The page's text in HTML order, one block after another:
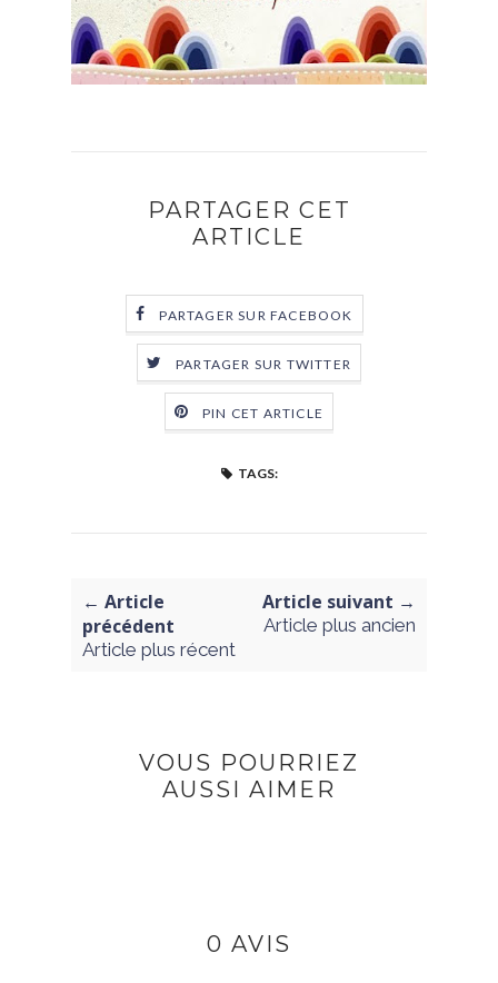
PARTAGER CET
ARTICLE
PARTAGER SUR FACEBOOK
PARTAGER SUR TWITTER
PIN CET ARTICLE
TAGS:
← Article
précédent
Article plus récent
Article suivant →
Article plus ancien
VOUS POURRIEZ
AUSSI AIMER
0 AVIS